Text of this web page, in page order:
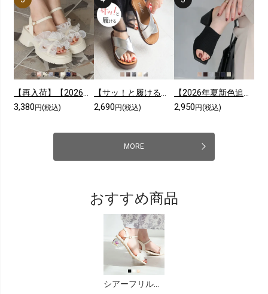
3,380円(税込) 2,690円(税込) 2,950円(税込)
MORE
おすすめ商品